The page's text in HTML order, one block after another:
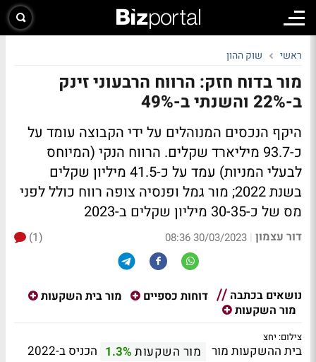
ראשי שוק ההון
מור בדוח חזק: הרווח הרבעוני זינק
ב-22% והשנתי ב-49%
היקף הנכסים המנוהלים על ידי הקבוצה עומד על
כ-93.7 מיליארד שקלים. הרווח הנקי (המיוחס
לבעלי המניות) עמד על כ-41.5 מיליון שקלים
בשנת 2022; מור גמל ופנסיה צופה רווח כולל לפני
מס של כ-30-35 מיליון שקלים ב-2023
דור עצמון |
30/03/2023 08:36
(1)
נושאים בכתבה דוחות כספיים
מור בית השקעות
מור השקעות
צילום: יחצ
בית ההשקעות מור מור השקעות 1.3%
הכניס ב-2022